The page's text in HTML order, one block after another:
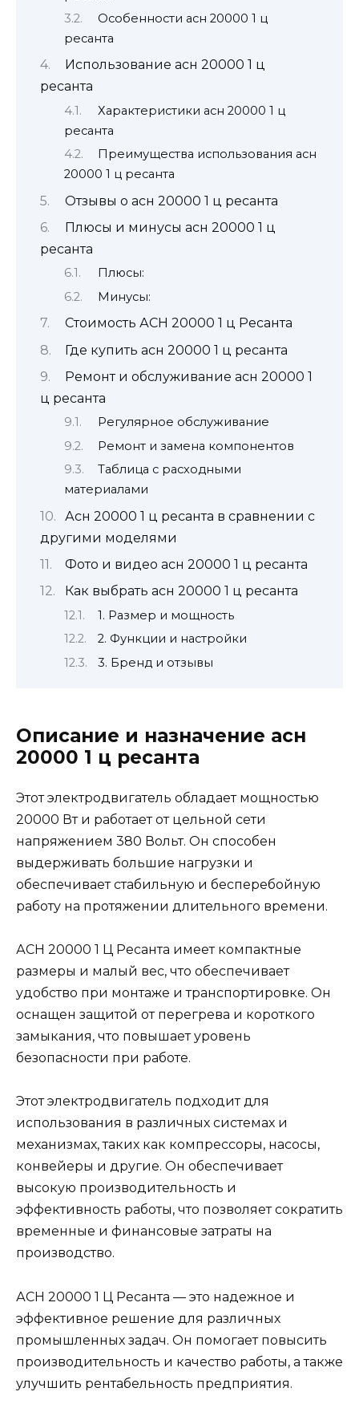
Особенности асн 20000 1 ц
ресанта
Использование асн 20000 1 ц
ресанта
Характеристики асн 20000 1 ц
ресанта
Преимущества использования асн
20000 1 ц ресанта
Отзывы о асн 20000 1 ц ресанта
Плюсы и минусы асн 20000 1 ц
ресанта
Плюсы:
Минусы:
Стоимость АСН 20000 1 ц Ресанта
Где купить асн 20000 1 ц ресанта
Ремонт и обслуживание асн 20000 1
ц ресанта
Регулярное обслуживание
Ремонт и замена компонентов
Таблица с расходными
материалами
Асн 20000 1 ц ресанта в сравнении с
другими моделями
Фото и видео асн 20000 1 ц ресанта
Как выбрать асн 20000 1 ц ресанта
1. Размер и мощность
2. Функции и настройки
3. Бренд и отзывы
Описание и назначение асн
20000 1 ц ресанта
Этот электродвигатель обладает мощностью
20000 Вт и работает от цельной сети
напряжением 380 Вольт. Он способен
выдерживать большие нагрузки и
обеспечивает стабильную и бесперебойную
работу на протяжении длительного времени.
АСН 20000 1 Ц Ресанта имеет компактные
размеры и малый вес, что обеспечивает
удобство при монтаже и транспортировке. Он
оснащен защитой от перегрева и короткого
замыкания, что повышает уровень
безопасности при работе.
Этот электродвигатель подходит для
использования в различных системах и
механизмах, таких как компрессоры, насосы,
конвейеры и другие. Он обеспечивает
высокую производительность и
эффективность работы, что позволяет сократить
временные и финансовые затраты на
производство.
АСН 20000 1 Ц Ресанта — это надежное и
эффективное решение для различных
промышленных задач. Он помогает повысить
производительность и качество работы, а также
улучшить рентабельность предприятия.